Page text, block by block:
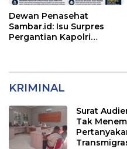
Dewan Penasehat
Sambar.id: Isu Surpres
Pergantian Kapolri
KRIMINAL
Surat
Tak